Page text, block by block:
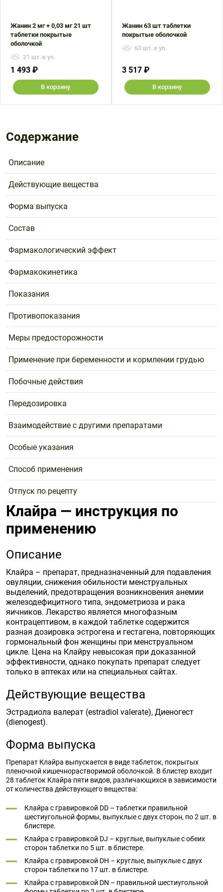
Жанин 2 мг + 0,03 мг 21 шт
таблетки покрытые
оболочкой
21 шт. в уп.
1 493 ₽
В корзину
Жанин 63 шт таблетки
покрытые оболочкой
63 шт. в уп.
3 517 ₽
В корзину
Содержание
Описание
Действующие вещества
Форма выпуска
Состав
Фармакологический эффект
Фармакокинетика
Показания
Противопоказания
Меры предосторожности
Применение при беременности и кормлении грудью
Побочные действия
Передозировка
Взаимодействие с другими препаратами
Особые указания
Способ применения
Отпуск по рецепту
Клайра — инструкция по
применению
Описание
Клайра – препарат, предназначенный для подавления
овуляции, снижения обильности менструальных
выделений, предотвращения возникновения анемии
железодефицитного типа, эндометриоза и рака
яичников. Лекарство является многофазным
контрацептивом, в каждой таблетке содержится
разная дозировка эстрогена и гестагена, повторяющих
гормональный фон женщины при менструальном
цикле. Цена на Клайру невысокая при доказанной
эффективности, однако покупать препарат следует
только в аптеках или на специальных сайтах.
Действующие вещества
Эстрадиола валерат (estradiol valerate), Диеногест
(dienogest).
Форма выпуска
Препарат Клайра выпускается в виде таблеток, покрытых
пленочной кишечнорастворимой оболочкой. В блистер входит
28 таблеток Клайра пяти видов, различающихся в зависимости
от количества действующего вещества:
Клайра с гравировкой DD – таблетки правильной
шестиугольной формы, выпуклые с двух сторон, по 2 шт. в
блистере.
Клайра с гравировкой DJ – круглые, выпуклые с обеих
сторон таблетки по 5 шт. в блистере.
Клайра с гравировкой DH – круглые, выпуклые с двух
сторон таблетки по 17 шт. в блистере.
Клайра с гравировкой DN – правильной шестиугольной